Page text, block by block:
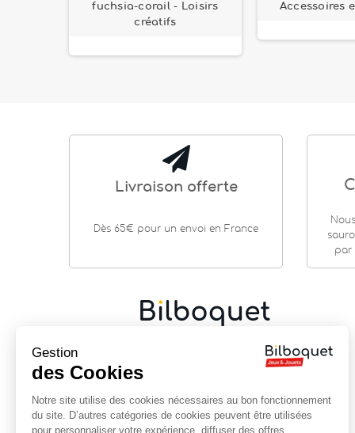
fuchsia-corail - Loisirs
créatifs
Accessoires
Livraison offerte
Dès 65€ pour un envoi en France
par
Cadeaux de naissance Jouets en bois |Jeux de
société | Loisirs créatifs
Centre historique de Vannes
Près de la cathédrale
Gestion
des Cookies
Notre site utilise des cookies nécessaires au bon fonctionnement
du site. D’autres catégories de cookies peuvent être utilisées
pour personnaliser votre expérience, diffuser des offres